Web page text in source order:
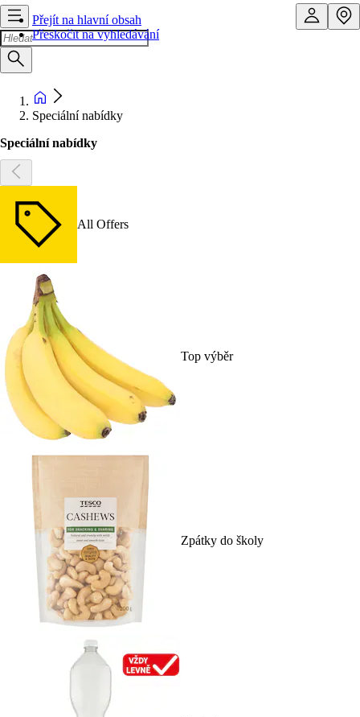
Přejít na hlavní obsah
Přeskočit na vyhledávání
Speciální nabídky
Speciální nabídky
All Offers
Top výběr
Zpátky do školy